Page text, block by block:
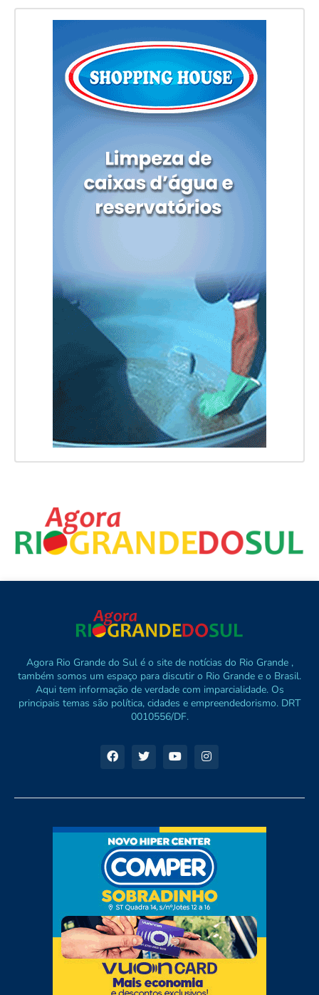
Agora Rio Grande do Sul é o site de notícias do Rio Grande ,
também somos um espaço para discutir o Rio Grande e o Brasil.
Aqui tem informação de verdade com imparcialidade. Os
principais temas são política, cidades e empreendedorismo. DRT
0010556/DF.